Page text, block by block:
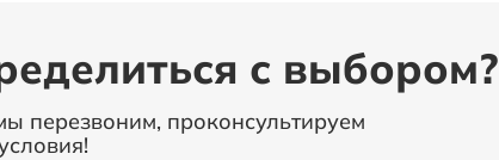
с выбором?
перезвоним, проконсультируем